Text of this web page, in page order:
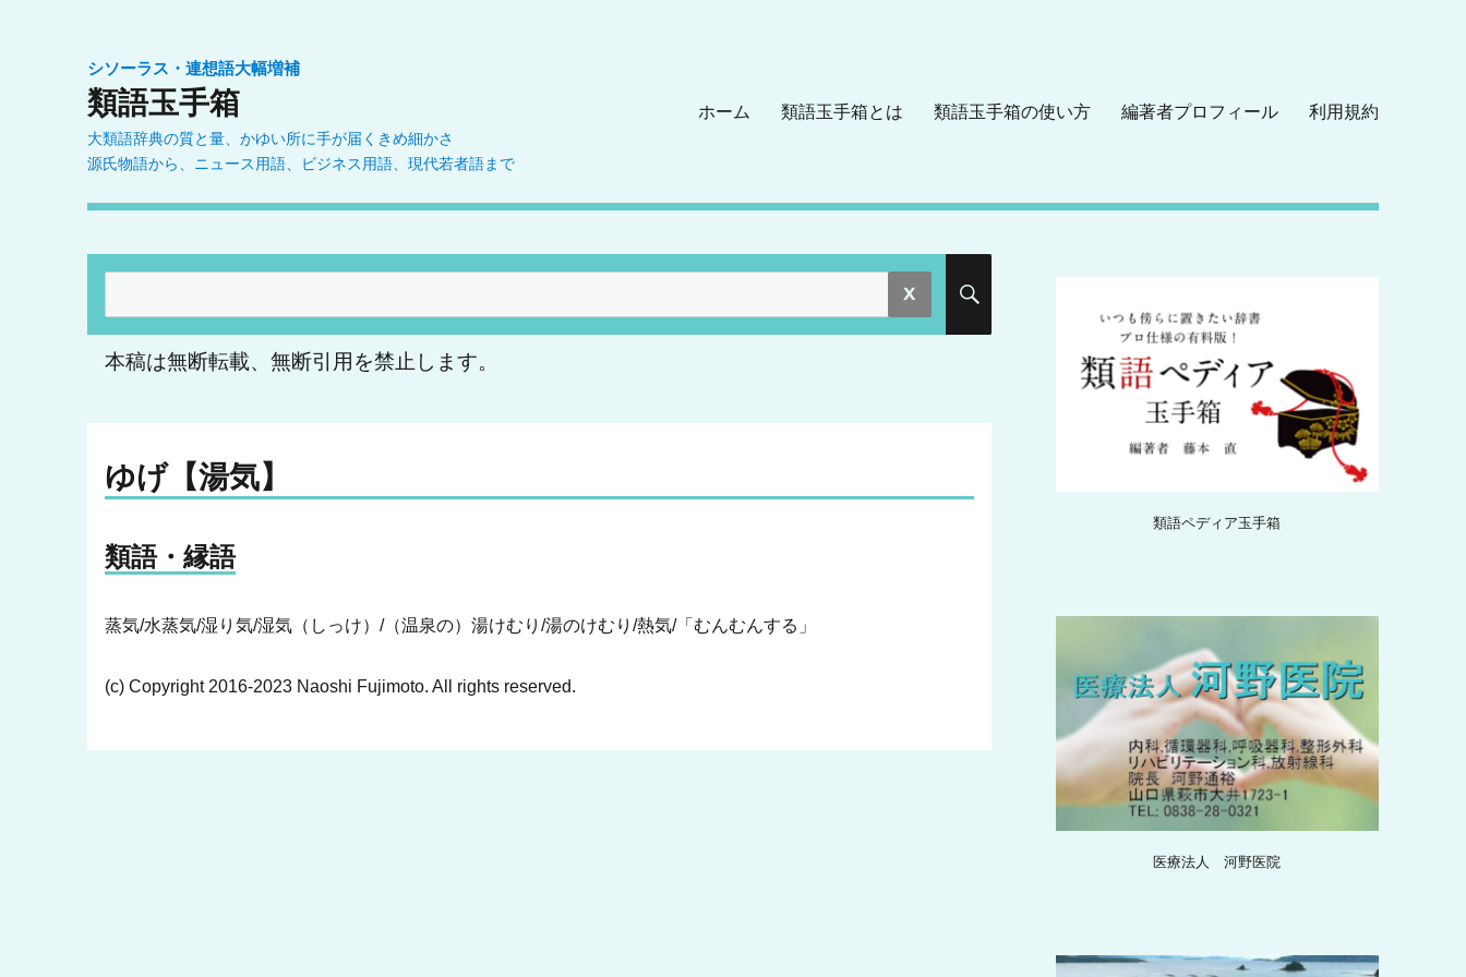
シソーラス・連想語大幅増補
類語玉手箱
大類語辞典の質と量、かゆい所に手が届くきめ細かさ
源氏物語から、ニュース用語、ビジネス用語、現代若者語まで
ホーム 類語玉手箱とは 類語玉手箱の使い方 編著者プロフィール 利用規約
索:
本稿は無断転載、無断引用を禁止します。
ゆげ【湯気】
類語・縁語
蒸気/水蒸気/湿り気/湿気（しっけ）/（温泉の）湯けむり/湯のけむり/熱気/「むんむんする」
(c) Copyright 2016-2023 Naoshi Fujimoto. All rights reserved.
類語ペディア玉手箱
医療法人 河野医院